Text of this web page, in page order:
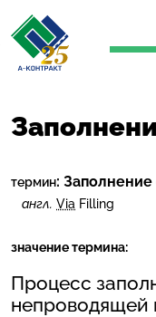
термин: Заполнение
англ. Via Filling
значение термина:
Процесс
непроводящей